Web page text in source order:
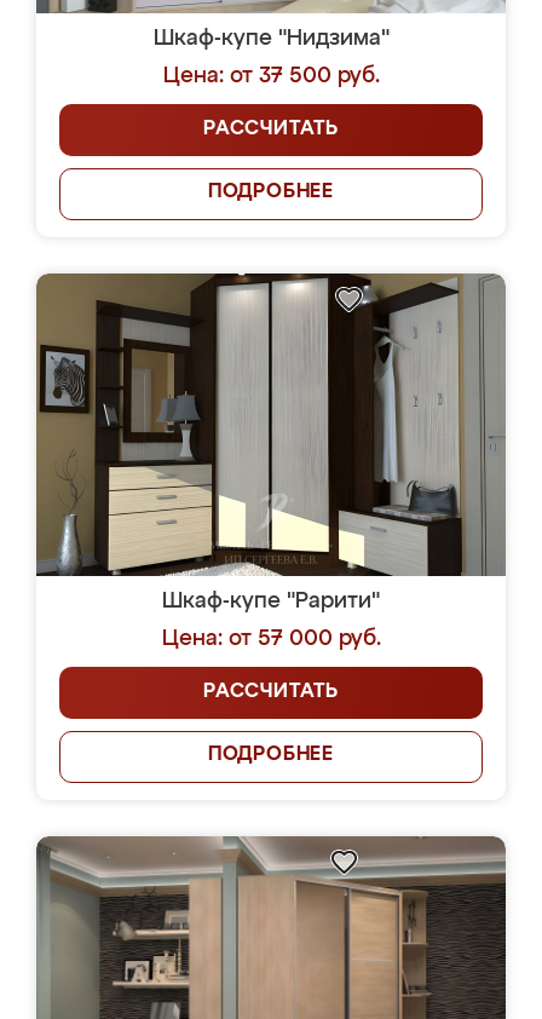
Шкаф-купе "Нидзима"
Цена: от 37 500 руб.
РАССЧИТАТЬ
ПОДРОБНЕЕ
Шкаф-купе "Рарити"
Цена: от 57 000 руб.
РАССЧИТАТЬ
ПОДРОБНЕЕ